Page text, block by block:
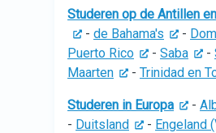
Studeren op de Antillen
- de Bahama's -
Puerto Rico
- Saba -
Maarten
- Trinidad en
Studeren in Europa -
- Duitsland - Engeland